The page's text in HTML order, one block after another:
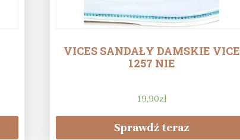
VICES SANDAŁY DAMSKIE VICE
1257 NIE
19,90zł
Sprawdź teraz